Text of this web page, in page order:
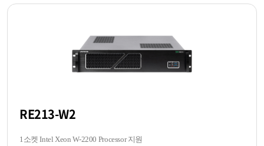
RE213-W2
1소켓 Intel Xeon W-2200 Processor 지원